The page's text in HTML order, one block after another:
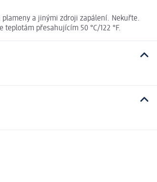
a jinými zdroji zapálení. Nekuřte.
přesahujícím 50 °C/122 °F.